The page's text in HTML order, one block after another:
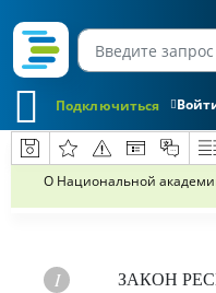
Подключиться
О Национальной
ЗАКОН